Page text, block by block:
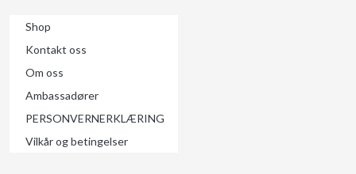
Shop
Kontakt oss
Om oss
Ambassadører
PERSONVERNERKLÆRING
Vilkår og betingelser